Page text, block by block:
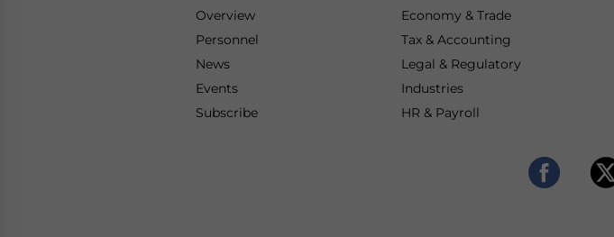
Overview
Personnel
News
Events
Subscribe
Economy & Trade
Tax & Accounting
Legal & Regulatory
Industries
HR & Payroll